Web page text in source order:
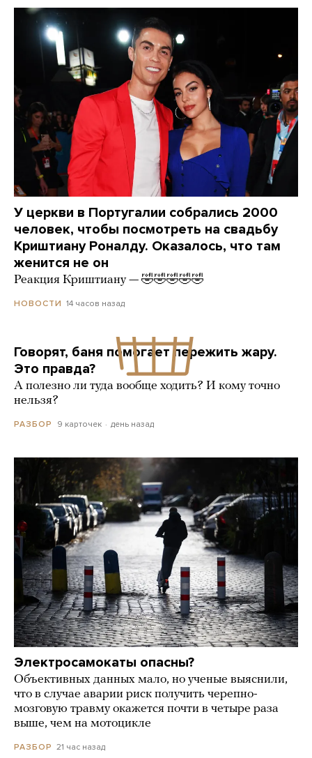
У церкви в Португалии собрались 2000
человек, чтобы посмотреть на свадьбу
Криштиану Роналду. Оказалось, что там
женится не он
Реакция Криштиану — 🤣🤣🤣🤣🤣
НОВОСТИ 14 часов назад
Говорят, баня помогает пережить жару.
Это правда?
А полезно ли туда вообще ходить? И кому точно
нельзя?
РАЗБОР 9 карточек день назад
Электросамокаты опасны?
Объективных данных мало, но ученые выяснили,
что в случае аварии риск получить черепно-
мозговую травму окажется почти в четыре раза
выше, чем на мотоцикле
РАЗБОР 21 час назад